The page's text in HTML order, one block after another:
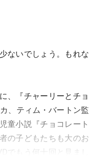
ないでしょう。もれな
、『チャーリーとチョ
、ティム・バートン監
童小説『チョコレート
の子どもたちも大のお
でもう何十回と見まし